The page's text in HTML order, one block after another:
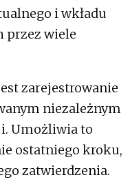
i wkładu
przez wiele
zarejestrowanie
niezależnym
Umożliwia to
ostatniego kroku,
zatwierdzenia.